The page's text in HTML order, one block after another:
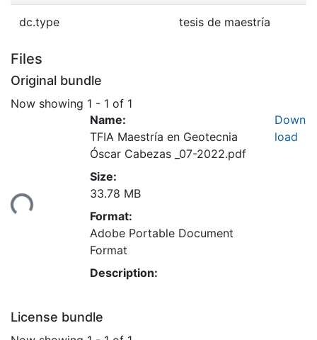
dc.type tesis de maestría
Files
Original bundle
Now showing 1 - 1 of 1
Name:
TFIA Maestría en Geotecnia
Óscar Cabezas _07-2022.pdf
Size:
33.78 MB
Format:
Adobe Portable Document
Format
Description:
Down
load
License bundle